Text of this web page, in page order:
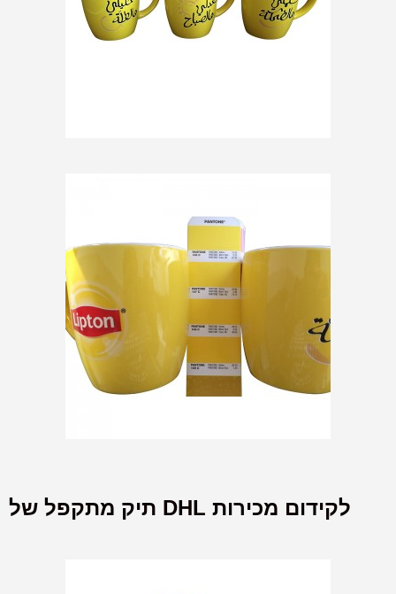
תיק מתקפל של DHL לקידום מכירות